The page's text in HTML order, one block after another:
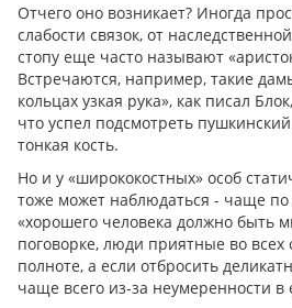
Отчего оно возникает? Иногда
слабости связок, от
стопу еще часто называют
Встречаются, например, такие
кольцах узкая рука», как писал
что успел подсмотреть
тонкая кость.
Но и у «ширококостных» особ
тоже может наблюдаться - чаще
«хорошего человека должно быть
поговорке, люди приятные во
полноте, а если отбросить
чаще всего из-за неумеренности в